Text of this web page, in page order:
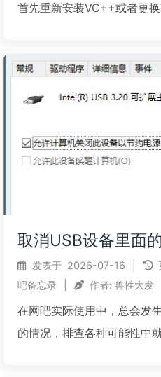
首先重新安装VC++或者更
有已加载的驱动进行签名校
但是递归会有上限，目前发
达到...
取消USB设备里面
发表于 2026-07-16
吧备忘录
作者: 兽性大发
在网吧实际使用中，总会发
的情况，排查各种可能性中